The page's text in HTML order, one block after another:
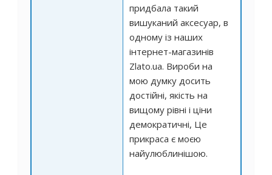
придбала такий
вишуканий аксесуар, в
одному із наших
інтернет-магазинів
Zlato.ua. Вироби на
мою думку досить
достійні, якість на
вищому рівні і ціни
демократичні, Це
прикраса є моєю
найулюблинішою.